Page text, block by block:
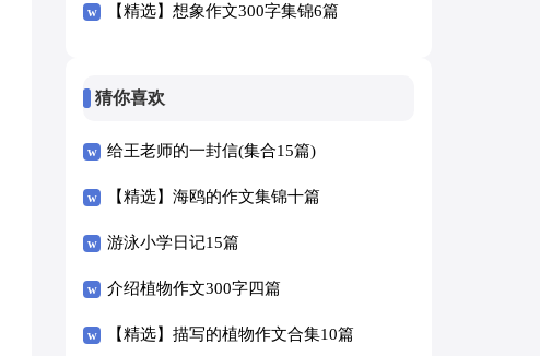
【精选】想象作文300字集锦6篇
猜你喜欢
给王老师的一封信(集合15篇)
【精选】海鸥的作文集锦十篇
游泳小学日记15篇
介绍植物作文300字四篇
【精选】描写的植物作文合集10篇